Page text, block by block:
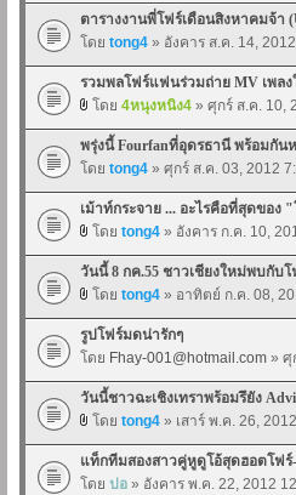
ตารางงานพี่โฟร์เดือนสิงหาคมจ้า
โดย tong4 » อังคาร ส.ค. 14,
รวมพลโฟร์แฟนร่วมถ่าย MV เพลง
โดย 4หนุงหนิง4 » ศุกร์ ส.ค. 10,
พรุ่งนี้ Fourfanที่อุดรธานี พร้อมกัน
โดย tong4 » ศุกร์ ส.ค. 03, 2012
เม้าท์กระจาย ... อะไรคือที่สุดของ
โดย tong4 » อังคาร ก.ค. 10,
วันนี้ 8 กค.55 ชาวเชียงใหม่พบกับโ
โดย tong4 » อาทิตย์ ก.ค. 08,
รูปโฟร์มดน่ารักๆ
โดย Fhay-001@hotmail.com » ศุ
วันนี้ชาวฉะเชิงเทราพร้อมรึยัง
โดย tong4 » เสาร์ พ.ค. 26,
แท็กทีมสองสาวคู่หูดูโอ้สุดฮอตโฟ
โดย ปอ » อังคาร พ.ค. 22, 2012